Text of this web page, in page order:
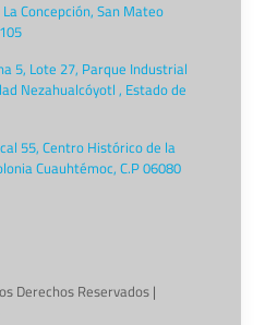
Concepción, San Mateo
5, Lote 27, Parque Industrial
Nezahualcóyotl , Estado de
55, Centro Histórico de la
Cuauhtémoc, C.P 06080
Derechos Reservados |